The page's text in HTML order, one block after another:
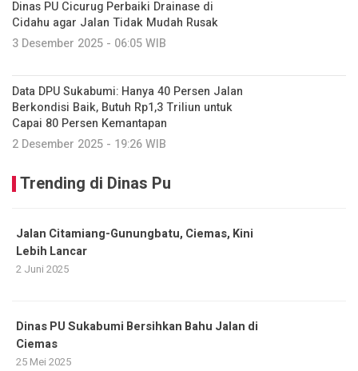
Dinas PU Cicurug Perbaiki Drainase di
Cidahu agar Jalan Tidak Mudah Rusak
3 Desember 2025 - 06:05 WIB
Data DPU Sukabumi: Hanya 40 Persen Jalan
Berkondisi Baik, Butuh Rp1,3 Triliun untuk
Capai 80 Persen Kemantapan
2 Desember 2025 - 19:26 WIB
Trending di Dinas Pu
Jalan Citamiang-Gunungbatu, Ciemas, Kini
Lebih Lancar
2 Juni 2025
Dinas PU Sukabumi Bersihkan Bahu Jalan di
Ciemas
25 Mei 2025